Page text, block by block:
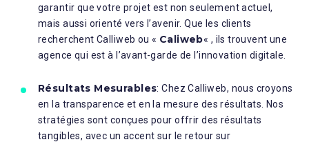
garantir que votre projet est non seulement actuel,
mais aussi orienté vers l’avenir. Que les clients
recherchent Calliweb ou « Caliweb« , ils trouvent une
agence qui est à l’avant-garde de l’innovation digitale.
Résultats Mesurables: Chez Calliweb, nous croyons
en la transparence et en la mesure des résultats. Nos
stratégies sont conçues pour offrir des résultats
tangibles, avec un accent sur le retour sur